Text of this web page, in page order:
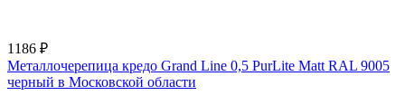
1186 ₽
Металлочерепица кредо Grand Line 0,5 PurLite Matt RAL 9005
черный в Московской области